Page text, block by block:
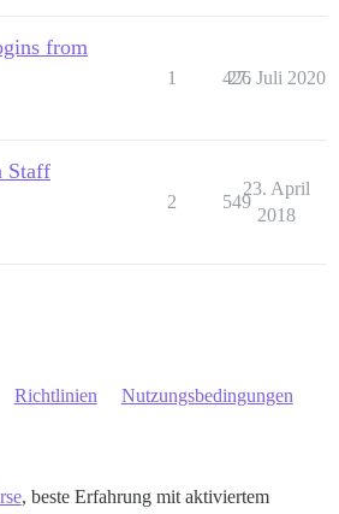
from
1 426
27. Juli 2020
Staff
2 549
23. April
2018
Richtlinien Nutzungsbedingungen
, beste Erfahrung mit aktiviertem